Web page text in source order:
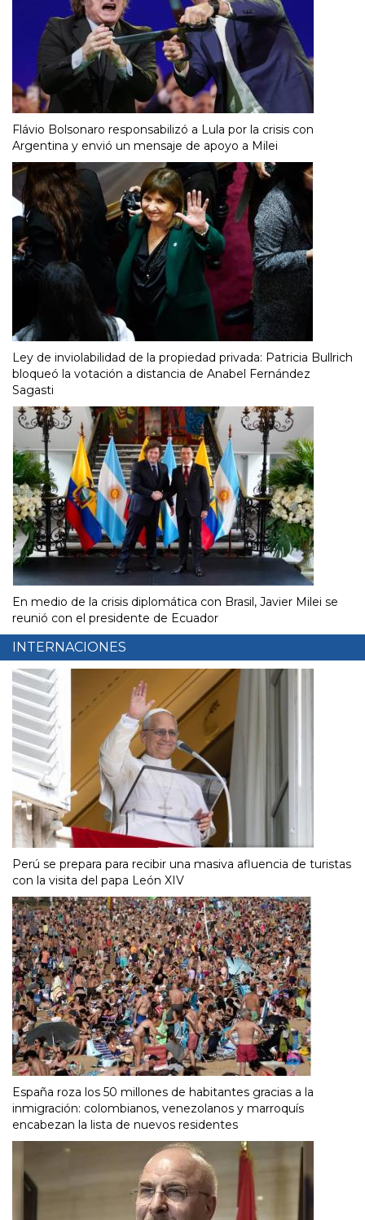
Flávio Bolsonaro responsabilizó a Lula por la crisis con
Argentina y envió un mensaje de apoyo a Milei
Ley de inviolabilidad de la propiedad privada: Patricia Bullrich
bloqueó la votación a distancia de Anabel Fernández
Sagasti
En medio de la crisis diplomática con Brasil, Javier Milei se
reunió con el presidente de Ecuador
INTERNACIONES
Perú se prepara para recibir una masiva afluencia de turistas
con la visita del papa León XIV
España roza los 50 millones de habitantes gracias a la
inmigración: colombianos, venezolanos y marroquís
encabezan la lista de nuevos residentes